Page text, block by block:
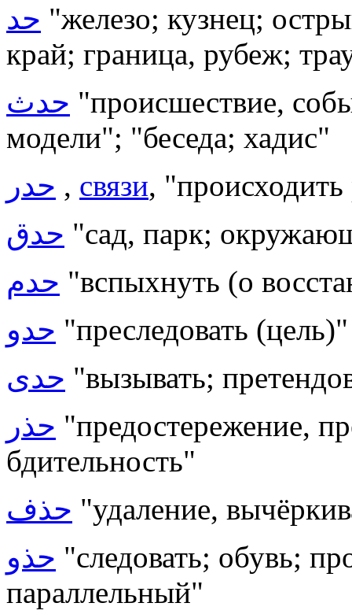
حد "железо; кузнец;
край; граница, рубеж;
حدث "происшествие,
модели"; "беседа; хадис"
حدر , связи,
حدق "сад, парк;
حدم "вспыхнуть (о
حدو "преследовать (цель)"
حدى "вызывать;
حذر "предостережение,
бдительность"
حذف "удаление,
حذو "следовать; обувь;
параллельный"